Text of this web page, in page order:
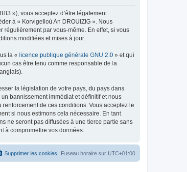
»), vous acceptez d’être légalement
à « Korvigelloù An DROUIZIG ». Nous
régulièrement par vous-même. En effet, si vous
modifiées et mises à jour.
la « licence publique générale GNU 2.0 » et qui
cas être tenu comme responsable de la
la législation de votre pays, du pays dans
bannissement immédiat et définitif et nous
de ces conditions. Vous acceptez le
si nous estimons cela nécessaire. En tant
ne seront pas diffusées à une tierce partie sans
à compromettre vos données.
Fuseau horaire sur UTC+01:00
Supprimer les cookies